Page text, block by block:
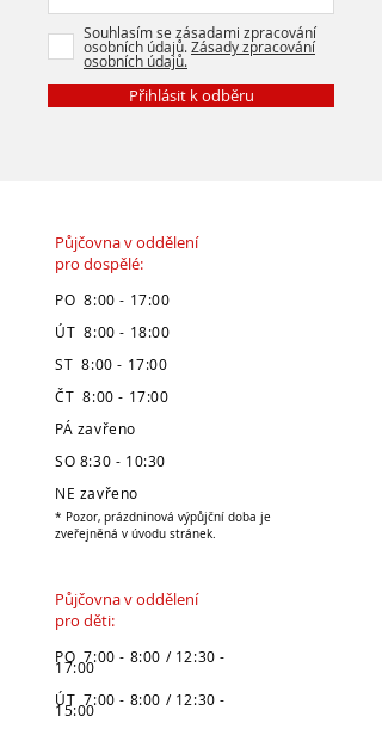
Souhlasím se zásadami zpracování
osobních údajů.Zásady zpracování
osobních údajů.
Přihlásit k odběru
Půjčovna v oddělení
pro dospělé:
PO 8:00 - 17:00
ÚT 8:00 - 18:00
ST 8:00 - 17:00
ČT 8:00 - 17:00
PÁ zavřeno
SO 8:30 - 10:30
NE zavřeno
* Pozor, prázdninová výpůjční doba je
zveřejněná v úvodu stránek.
Půjčovna v oddělení
pro děti:
PO 7:00 - 8:00 / 12:30 -
17:00
ÚT 7:00 - 8:00 / 12:30 -
15:00